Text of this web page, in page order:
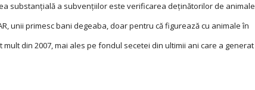
substanțială a subvențiilor este verificarea deți­nă­torilor de animale
unii primesc bani degeaba, doar pentru că figurează cu animale în
din 2007, mai ales pe fondul secetei din ultimii ani care a generat